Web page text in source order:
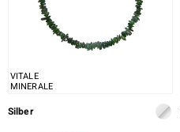
VITALE
MINERALE
Silber